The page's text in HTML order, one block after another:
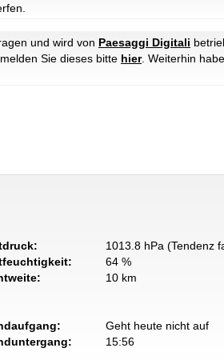
und wird von Paesaggi Digitali
Sie dieses bitte hier. Weiterhin
1013.8 hPa (Tendenz
64 %
10 km
Geht heute nicht auf
15:56